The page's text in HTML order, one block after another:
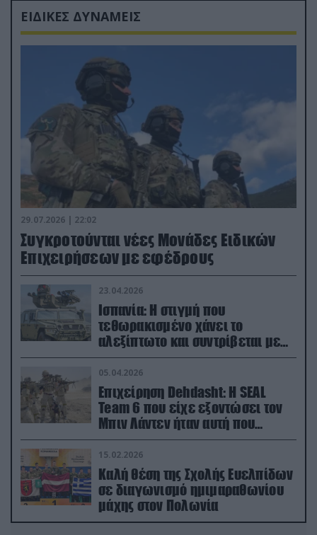
ΕΙΔΙΚΕΣ ΔΥΝΑΜΕΙΣ
29.07.2026 | 22:02
Συγκροτούνται νέες Μονάδες Ειδικών
Επιχειρήσεων με εφέδρους
23.04.2026
Ισπανία: Η στιγμή που
τεθωρακισμένο χάνει το
αλεξίπτωτο και συντρίβεται με
ορμή στο έδαφος (βίντεο)
05.04.2026
Επιχείρηση Dehdasht: Η SEAL
Team 6 που είχε εξοντώσει τον
Μπιν Λάντεν ήταν αυτή που
διέσωσε τον πιλότο του F-15
15.02.2026
Καλή θέση της Σχολής Ευελπίδων
σε διαγωνισμό ημιμαραθωνίου
μάχης στον Πολωνία